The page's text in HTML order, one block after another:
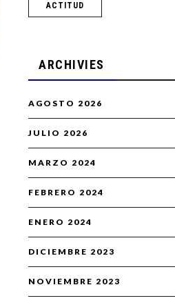
ACTITUD
ARCHIVIES
AGOSTO 2026
JULIO 2026
MARZO 2024
FEBRERO 2024
ENERO 2024
DICIEMBRE 2023
NOVIEMBRE 2023